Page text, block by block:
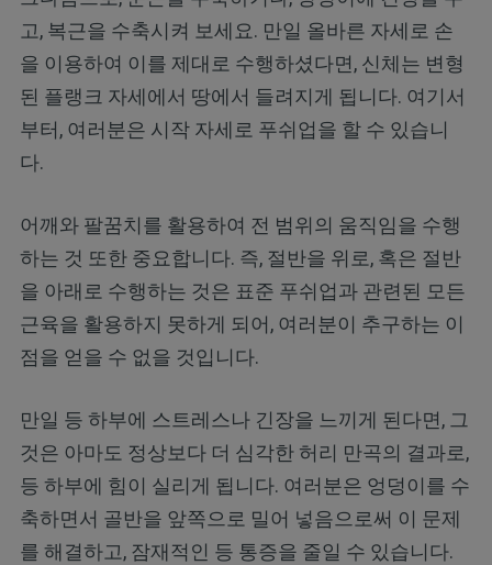
고, 복근을 수축시켜 보세요. 만일 올바른 자세로 손
을 이용하여 이를 제대로 수행하셨다면, 신체는 변형
된 플랭크 자세에서 땅에서 들려지게 됩니다. 여기서
부터, 여러분은 시작 자세로 푸쉬업을 할 수 있습니
다.
어깨와 팔꿈치를 활용하여 전 범위의 움직임을 수행
하는 것 또한 중요합니다. 즉, 절반을 위로, 혹은 절반
을 아래로 수행하는 것은 표준 푸쉬업과 관련된 모든
근육을 활용하지 못하게 되어, 여러분이 추구하는 이
점을 얻을 수 없을 것입니다.
만일 등 하부에 스트레스나 긴장을 느끼게 된다면, 그
것은 아마도 정상보다 더 심각한 허리 만곡의 결과로,
등 하부에 힘이 실리게 됩니다. 여러분은 엉덩이를 수
축하면서 골반을 앞쪽으로 밀어 넣음으로써 이 문제
를 해결하고, 잠재적인 등 통증을 줄일 수 있습니다.